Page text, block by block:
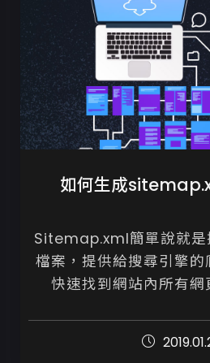
如何生成
Sitemap.xml簡單說就是
檔案，提供給搜尋引擎的
快速找到網站內所有網
尋引擎庫快速知道網